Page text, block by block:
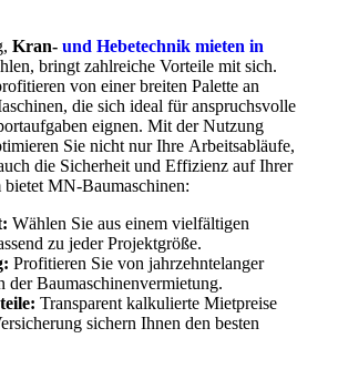
Kran- und Hebetechnik mieten in
bringt zahlreiche Vorteile mit sich.
von einer breiten Palette an
die sich ideal für anspruchsvolle
eignen. Mit der Nutzung
Sie nicht nur Ihre Arbeitsabläufe,
die Sicherheit und Effizienz auf Ihrer
bietet MN-Baumaschinen:
Wählen Sie aus einem vielfältigen
zu jeder Projektgröße.
Profitieren Sie von jahrzehntelanger
der Baumaschinenvermietung.
Transparent kalkulierte Mietpreise
sichern Ihnen den besten